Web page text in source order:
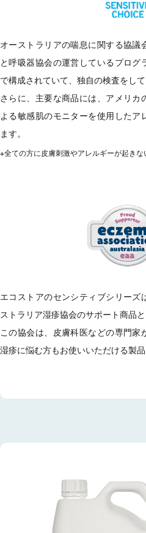
オーストラリアの喘息に関する協議
と呼吸器協会の運営しているプログ
で構成されていて、独自の検査をして
さらに、主要な商品には、アメリカ
よる敏感肌のモニターを使用したア
ます。
※全ての方に皮膚刺激やアレルギーが起きな
エコストアのセンシティブシリーズ
ストラリア湿疹協会のサポート商品と
この協会は、皮膚科医などの専門家
湿疹に悩む方もお使いいただける製品